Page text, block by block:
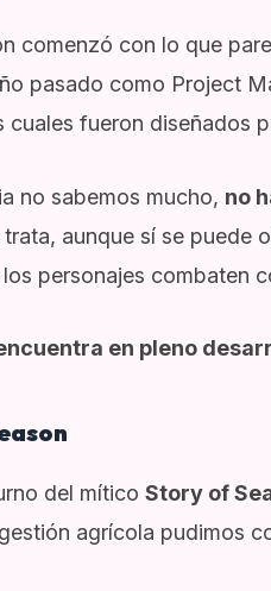
comenzó con lo que
pasado como Project
cuales fueron diseñados
no sabemos mucho, no
aunque sí se puede
personajes combaten
en pleno
del mítico Story of
agrícola pudimos